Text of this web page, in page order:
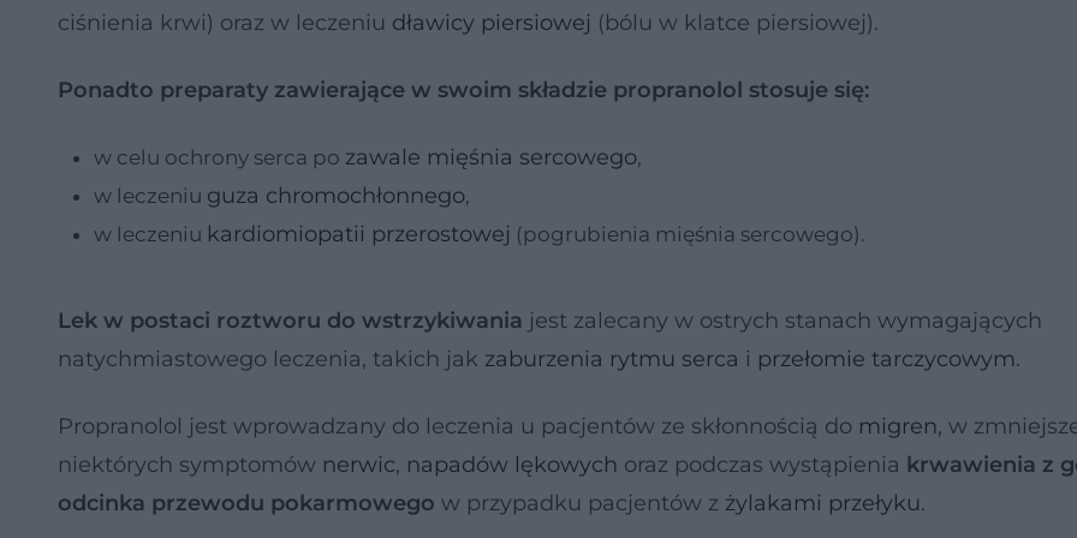
ciśnienia krwi) oraz w leczeniu dławicy piersiowej (bólu w klatce piersiowej).
Ponadto preparaty zawierające w swoim składzie propranolol stosuje się:
w celu ochrony serca po zawale mięśnia sercowego,
w leczeniu guza chromochłonnego,
w leczeniu kardiomiopatii przerostowej (pogrubienia mięśnia sercowego).
Lek w postaci roztworu do wstrzykiwania jest zalecany w ostrych stanach wymagających
natychmiastowego leczenia, takich jak zaburzenia rytmu serca i przełomie tarczycowym.
Propranolol jest wprowadzany do leczenia u pacjentów ze skłonnością do migren, w
niektórych symptomów nerwic, napadów lękowych oraz podczas wystąpienia krwawienia z
odcinka przewodu pokarmowego w przypadku pacjentów z żylakami przełyku.